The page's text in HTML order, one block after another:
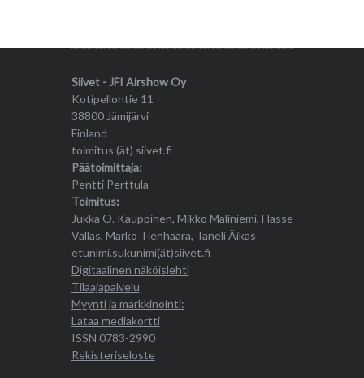
Siivet - JFI Airshow Oy
Kotipellontie 11
38800 Jämijärvi
Finland
toimitus (ät) siivet.fi
Päätoimittaja:
Pentti Perttula
Toimitus:
Jukka O. Kauppinen, Mikko Maliniemi, Hasse
Vallas, Marko Tienhaara, Taneli Äikäs
etunimi.sukunimi(ät)siivet.fi
Digitaalinen näköislehti
Tilaajapalvelu
Myynti ja markkinointi:
Lataa mediakortti
ISSN 0783-2990
Rekisteriseloste